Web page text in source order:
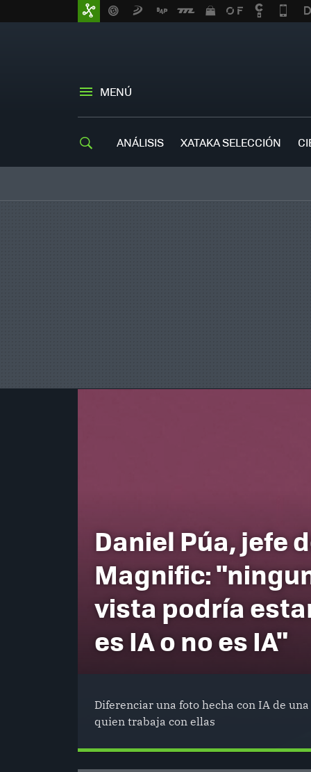
MENÚ
ANÁLISIS XATAKA SELECCIÓN
Daniel Púa, jefe
Magnific:
vista podría
es IA o no es IA"
Diferenciar una foto hecha con IA de
quien trabaja con ellas